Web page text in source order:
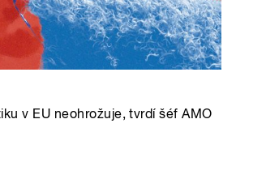
v EU neohrožuje, tvrdí šéf AMO